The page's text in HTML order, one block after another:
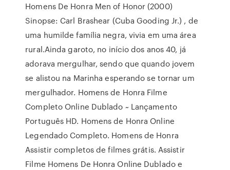
Homens De Honra Men of Honor (2000)
Sinopse: Carl Brashear (Cuba Gooding Jr.) , de
uma humilde família negra, vivia em uma área
rural.Ainda garoto, no início dos anos 40, já
adorava mergulhar, sendo que quando jovem
se alistou na Marinha esperando se tornar um
mergulhador. Homens de Honra Filme
Completo Online Dublado ~ Lançamento
Português HD. Homens de Honra Online
Legendado Completo. Homens de Honra
Assistir completos de filmes grátis. Assistir
Filme Homens De Honra Online Dublado e